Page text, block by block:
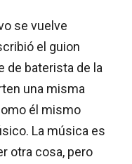
se vuelve
el guion
de baterista de la
una misma
él mismo
La música es
otra cosa, pero